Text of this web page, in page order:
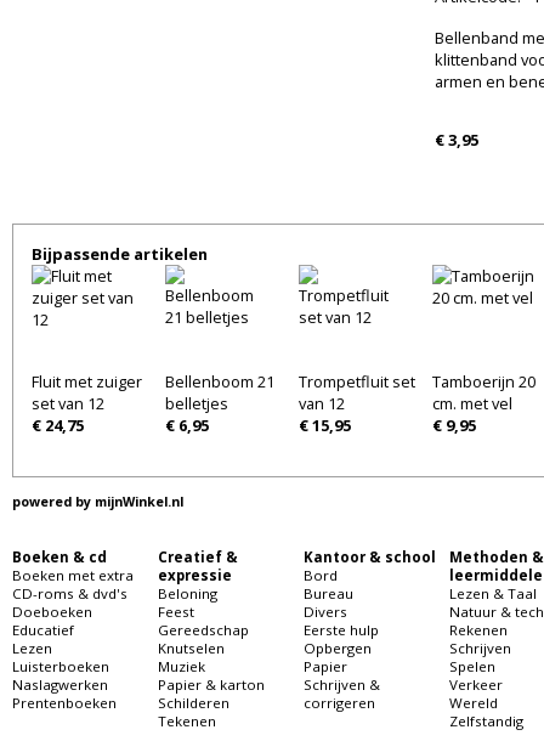
Bellenband
klittenband
armen en
€ 3,95
Bijpassende artikelen
Fluit met zuiger
set van 12
€ 24,75
Bellenboom 21
belletjes
€ 6,95
Trompetfluit set
van 12
€ 15,95
Tamboerijn 20
cm. met vel
€ 9,95
powered by mijnWinkel.nl
Boeken & cd
Boeken met extra
CD-roms & dvd's
Doeboeken
Educatief
Lezen
Luisterboeken
Naslagwerken
Prentenboeken
Creatief &
expressie
Beloning
Feest
Gereedschap
Knutselen
Muziek
Papier & karton
Schilderen
Tekenen
Kantoor & school
Bord
Bureau
Divers
Eerste hulp
Opbergen
Papier
Schrijven &
corrigeren
Methoden &
Lezen & Taal
Natuur &
Rekenen
Schrijven
Spelen
Verkeer
Wereld
Zelfstandig